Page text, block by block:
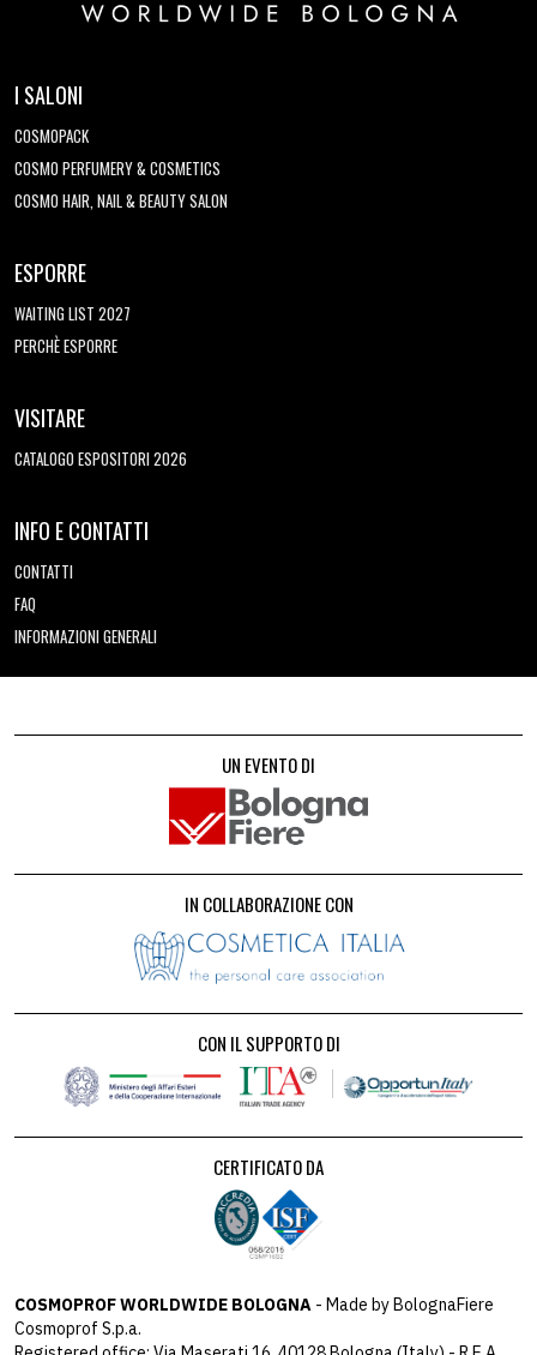
I SALONI
COSMOPACK
COSMO PERFUMERY & COSMETICS
COSMO HAIR, NAIL & BEAUTY SALON
ESPORRE
WAITING LIST 2027
PERCHÈ ESPORRE
VISITARE
CATALOGO ESPOSITORI 2026
INFO E CONTATTI
CONTATTI
FAQ
INFORMAZIONI GENERALI
UN EVENTO DI
IN COLLABORAZIONE CON
CON IL SUPPORTO DI
CERTIFICATO DA
COSMOPROF WORLDWIDE BOLOGNA - Made by BolognaFiere
Cosmoprof S.p.a.